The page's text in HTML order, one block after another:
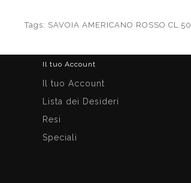
Tags: SAVOIA AMERICANO ROSSO CL.50
Il tuo Account
Il tuo Account
Lista dei Desideri
Resi
Speciali